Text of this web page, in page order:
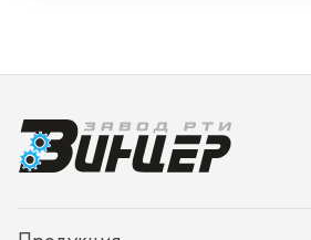
Спецпредложения
Доставка и оплата